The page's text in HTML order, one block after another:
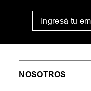
NOSOTROS